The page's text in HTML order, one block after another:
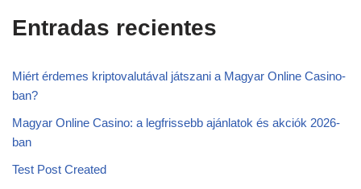
Entradas recientes
Miért érdemes kriptovalutával játszani a Magyar Online Casino-
ban?
Magyar Online Casino: a legfrissebb ajánlatok és akciók 2026-
ban
Test Post Created